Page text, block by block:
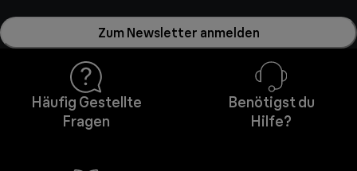
Zum Newsletter anmelden
Häufig Gestellte
Fragen
Benötigst du
Hilfe?